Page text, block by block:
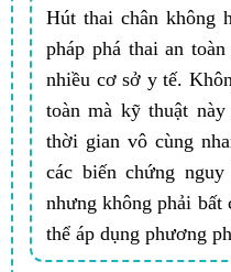
Hút thai chân không
pháp phá thai an
nhiều cơ sở y tế.
toàn mà kỹ thuật
thời gian vô cùng
các biến chứng
nhưng không phải
thể áp dụng phương